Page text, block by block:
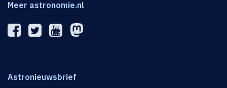
Meer astronomie.nl
Astronieuwsbrief